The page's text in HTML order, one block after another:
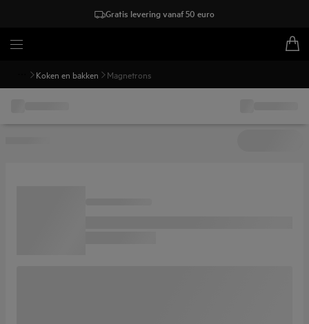
Gratis levering vanaf 50 euro
Koken en bakken Magnetrons